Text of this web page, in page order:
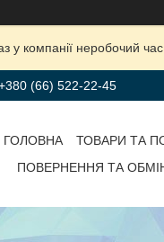
у компанії неробочий
(66) 522-22-45
ГОЛОВНА ТОВАРИ ТА
ПОВЕРНЕННЯ ТА